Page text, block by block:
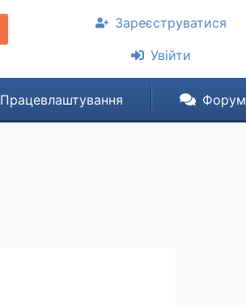
Зареєструватися
Увійти
Працевлаштування Форум